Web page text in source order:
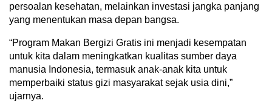
persoalan kesehatan, melainkan investasi jangka panjang
yang menentukan masa depan bangsa.
“Program Makan Bergizi Gratis ini menjadi kesempatan
untuk kita dalam meningkatkan kualitas sumber daya
manusia Indonesia, termasuk anak-anak kita untuk
memperbaiki status gizi masyarakat sejak usia dini,”
ujarnya.